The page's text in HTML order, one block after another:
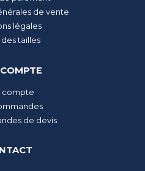
de vente
légales
tailles
compte
de devis